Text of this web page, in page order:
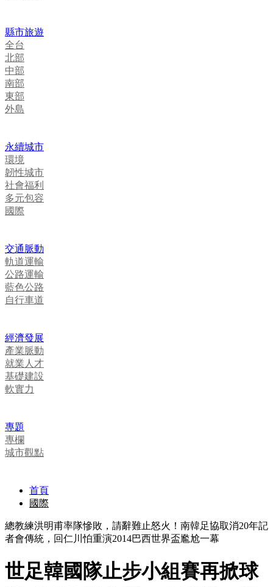
縣市旅遊
全台
北部
中部
南部
東部
外島
永續城市
環境
韌性城市
社會福利
多元包容
國際
交通脈動
軌道運輸
公路運輸
藍色公路
自行車道
經濟發展
產業脈動
就業人才
基礎建設
軟實力
專題
專欄
城市觀點
首頁
國際
總教練洪明甫率隊慘敗，請辭難止怒火！南韓足協取消20年記
者會傳統，回仁川怕重演2014巴西世界盃尷尬一幕
世足韓國隊止步小組賽再掀球